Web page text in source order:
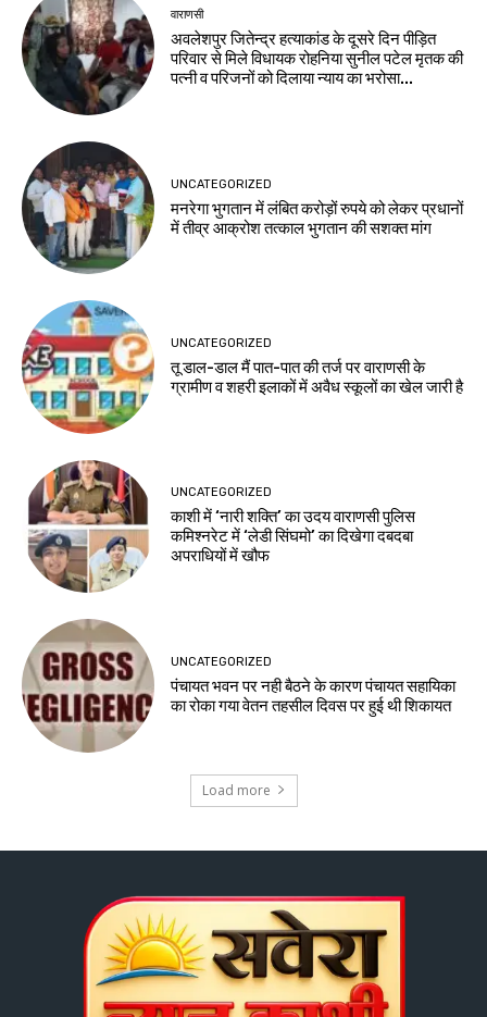
वाराणसी
अवलेशपुर जितेन्द्र हत्याकांड के दूसरे दिन पीड़ित
परिवार से मिले विधायक रोहनिया सुनील पटेल मृतक की
पत्नी व परिजनों को दिलाया न्याय का भरोसा...
UNCATEGORIZED
मनरेगा भुगतान में लंबित करोड़ों रुपये को लेकर प्रधानों
में तीव्र आक्रोश तत्काल भुगतान की सशक्त मांग
UNCATEGORIZED
तू डाल-डाल मैं पात-पात की तर्ज पर वाराणसी के
ग्रामीण व शहरी इलाकों में अवैध स्कूलों का खेल जारी है
UNCATEGORIZED
काशी में ‘नारी शक्ति’ का उदय वाराणसी पुलिस
कमिश्नरेट में ‘लेडी सिंघमो’ का दिखेगा दबदबा
अपराधियों में खौफ
UNCATEGORIZED
पंचायत भवन पर नही बैठने के कारण पंचायत सहायिका
का रोका गया वेतन तहसील दिवस पर हुई थी शिकायत
Load more